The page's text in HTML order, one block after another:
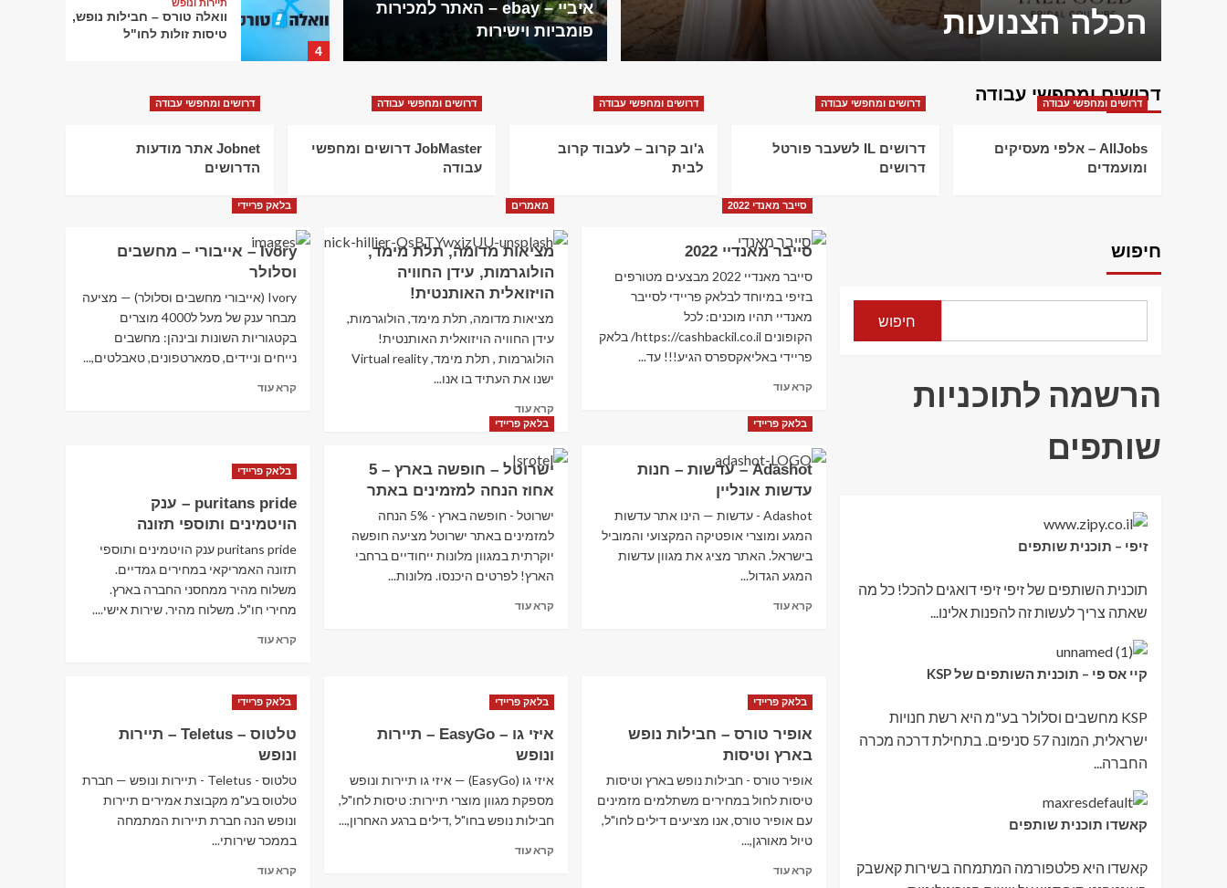
הכלה הצנועות
באמת?איביי – ebay – האתר למכירות
פומביות וישירות
4
תיירות ונופש
וואלה טורס – חבילות נופש,
טיסות זולות לחו"ל
5
תיירות ונופש
Rentalcars – השכרת רכב
תיירות ונופש
פתאל – עד 50% הנחה
למקדימים להזמין חופשה
תיירות ונופש
וואלה טורס – חבילות נופש,
תיירות ונופש
Rentalcars – השכרת רכב
דרושים ומחפשי עבודה
דרושים ומחפשי עבודה
AllJobs – אלפי מעסיקים
ומועמדים
דרושים ומחפשי עבודה
דרושים IL לשעבר פורטל
דרושים
דרושים ומחפשי עבודה
ג'וב קרוב – לעבוד קרוב
לבית
דרושים ומחפשי עבודה
JobMaster דרושים ומחפשי
עבודה
דרושים ומחפשי עבודה
Jobnet אתר מודעות
הדרושים
סייבר מאנדי 2022
סייבר מאנדיי 2022
סייבר מאנדיי 2022 מבצעים מטורפים
בזיפי במיוחד לבלאק פריידי לסייבר
מאנדיי תהיו מוכנים: לכל
הקופונים https://cashbackil.co.il/ בלאק
פריידי באליאקספרס הגיע!!! עד...
קרא עודRead
about
סייבר
מאנדיי
2022
מאמרים
מציאות מדומה, תלת מימד,
הולוגרמות, עידן החוויה
הויזואלית האותנטית!
מציאות מדומה, תלת מימד, הולוגרמות,
עידן החוויה הויזואלית האותנטית!
הולוגרמות , תלת מימד, Virtual reality
ישנו את העתיד בו אנו...
קרא עודRead
more
מציאות
מדומה,
תלת
מימד,
עידן
החוויה
הויזואלית
בלאק פריידי
Ivory – אייבורי – מחשבים
וסלולר
Ivory (אייבורי מחשבים וסלולר) — מציעה
מבחר ענק של מעל ל4000 מוצרים
בקטגוריות השונות ובינהן: מחשבים
נייחים וניידים, סמארטפונים, טאבלטים,...
קרא עודRead
אייבורי
מחשבים
וסלולר
בלאק פריידי
Adashot – עדשות – חנות
עדשות אונליין
Adashot - עדשות — הינו אתר עדשות
המגע ומוצרי אופטיקה המקצועי והמוביל
בישראל. האתר מציג את מגוון עדשות
המגע הגדול...
קרא עודRead
–
עדשות
אונליין
בלאק פריידי
ישרוטל – חופשה בארץ – 5
אחוז הנחה למזמינים באתר‏
ישרוטל - חופשה בארץ - 5% הנחה
למזמינים באתר‏ ישרוטל מציעה חופשה
יוקרתית במגוון מלונות ייחודיים ברחבי
הארץ! לפרטים היכנסו. מלונות...
קרא עודRead
בארץ
5
הנחה
בלאק פריידי
puritans pride – ענק
הויטמינים ותוספי תזונה
puritans pride ענק הויטמינים ותוספי
תזונה האמריקאי במחירים גמדיים.
משלוח מהיר ממחסני החברה בארץ.
מחירי חו"ל. משלוח מהיר. שירות אישי....
קרא עודRead
pride
ענק
ותוספי
תזונה
בלאק פריידי
אופיר טורס – חבילות נופש
בארץ וטיסות
אופיר טורס - חבילות נופש בארץ וטיסות
טיסות לחול במחירים משתלמים מזמינים
עם אופיר טורס, אנו מציעים דילים לחו"ל,
טיול מאורגן,...
קרא עודRead
בלאק פריידי
איזי גו – EasyGo – תיירות
ונופש
איזי גו (EasyGo) — איזי גו תיירות ונופש
מספקת מגוון מוצרי תיירות: טיסות לחו"ל,
חבילות נופש בחו"ל ,דילים ברגע האחרון,...
קרא עודRead
בלאק פריידי
טלטוס – Teletus – תיירות
ונופש
טלטוס - Teletus - תיירות ונופש — חברת
טלטוס בע"מ מקבוצת אמירים תיירות
ונופש הנה חברת תיירות המתמחה
בממכר שירותי...
קרא עודRead
חיפוש
חיפוש
הרשמה לתוכניות
שותפים
זיפי – תוכנית שותפים
תוכנית השותפים של זיפי זיפי דואגים להכל! כל מה
שאתה צריך לעשות זה להפנות אלינו...
קיי אס פי – תוכנית השותפים של KSP
KSP מחשבים וסלולר בע"מ היא רשת חנויות
ישראלית, המונה 57 סניפים. בתחילת דרכה מכרה
החברה...
קאשדו תוכנית שותפים
קאשדו היא פלטפורמה המתמחה בשירות קאשבק